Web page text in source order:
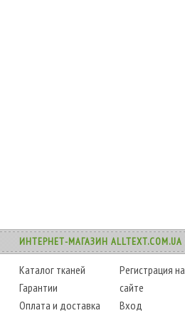
ИНТЕРНЕТ-МАГАЗИН ALLTEXT.COM.UA
Каталог тканей
Гарантии
Оплата и доставка
Регистрация на
сайте
Вход